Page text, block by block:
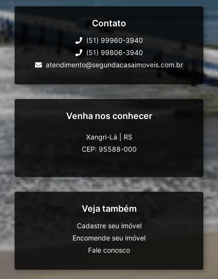
Contato
(51) 99960-3940
(51) 99806-3940
atendimento@segundacasaimoveis.com.br
Venha nos conhecer
Xangri-Lá
RS
CEP: 95588-000
Veja também
Cadastre seu imóvel
Encomende seu imóvel
Fale conosco